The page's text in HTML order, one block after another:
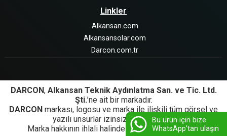
Bu ürün için bize
WhatsApp’tan ulaşın
Linkler
Alkansan.com
Alkansansolar.com
Darcon.com.tr
DARCON, Alkansan Teknik Aydınlatma San. ve Tic. Ltd.
Şti.’ne ait bir markadır.
DARCON markası, logosu ve marka ile ilişkili tüm görsel ve
yazılı unsurlar izinsiz kullanılamaz.
Marka hakkının ihlali halinde yasal işlem başlatılır.